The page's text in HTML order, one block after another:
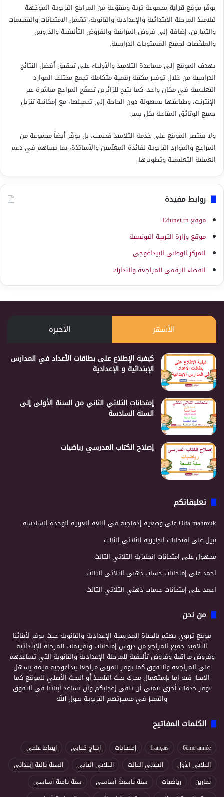
يوفّر موقع قرايةمجموعة ثرية ومتنوّعة من المراجع التربوية الموجّهة
لتلاميذ المرحلة الابتدائية والإعدادية والثانوية، تشمل الامتحانات والتقييمات
والتمارين، إضافة إلى فروض المراقبة والفروض التأليفية والدروس
والملخّصات لجميع المستويات الدراسية.
يهدف الموقع إلى مساعدة التلاميذ والأولياء على تحقيق أفضل النتائج
الدراسية من خلال توفير مكتبة رقمية متكاملة تجمع مختلف الموارد
التعليمية في مكان واحد. كما يتيح للزائرين تصفّح المراجع مباشرة عبر
الإنترنت، وطباعتها بسهولة دون الحاجة إلى تحميلها، مع إمكانية تنزيل
جميع الوثائق المتاحة بكل يسر.
ولا يقتصر الموقع على خدمة التلاميذ فحسب، بل يوفّر أيضاً مجموعة من
المراجع والموارد التربوية لفائدة المعلّمين والأساتذة، بما يساهم في دعم
العملية التعليمية وتطويرها.
روابط مفيدة
موقع Edunet.tn
موقع وزارة التربية التونسية
المركز الوطني البيداغوجي
الفضاء الرقمي للمراجعة والتدارك
الأشهر الأخيرة
كيفية الإطلاع على بطاقات الأعداد في المدارس
الإبتدائية و الإعدادية
إمتحانات الثلاثي الثاني من السنة الأولى إلى
السنة السادسة
إصلاح الكتاب المدرسي رياضيات
تعليقاتكم
Olfa mahroukعلى وضعية إدماجية في اللغة العربية الوحدة السادسة
نبيلعلى امتحانات انجليزية الثلاثي الثالث
مجهولعلى امتحانات انجليزية الثلاثي الثالث
احمدعلى إمتحانات حساب ذهني الثلاثي الثالث
احمدعلى إمتحانات حساب ذهني الثلاثي الثالث
من نحن
موقع تربوي يهتم بالحياة المدرسية الإعدادية والثانوية حيث يوفر لأبنائنا
التلاميذ جميع المراجع من دروس إمتحانات وتقييمات للمرحلة الإبتدائية
وفروض مراقبة وفروض تأليفية للمرحلة الإعدادية والثانوية التي تساعدهم
على المراجعة والتفوق كما يوفر للمربي مراجعا بيداغوجية قيمة يسهل
الابحار فيه إما بإستعمال محرك بحث التلميذ أو البحث الأصلي للموقع كما
نوفر خدمات أخرى نتمنى أن تلقى إعجابكم وأن تساعد أبنائنا في التفوق
والتميز في مسيرتهم التربوية بحول الله
الكلمات المفاتيح
6ème année
français إمتحانات إنتاج كتابي
إيقاظ علمي
الثلاثي الأول
الثلاثي الثالث الثلاثي الثاني
السنة ثالثة إبتدائي
تمارين
رياضيات سنة تاسعة أساسي
سنة ثامنة أساسي